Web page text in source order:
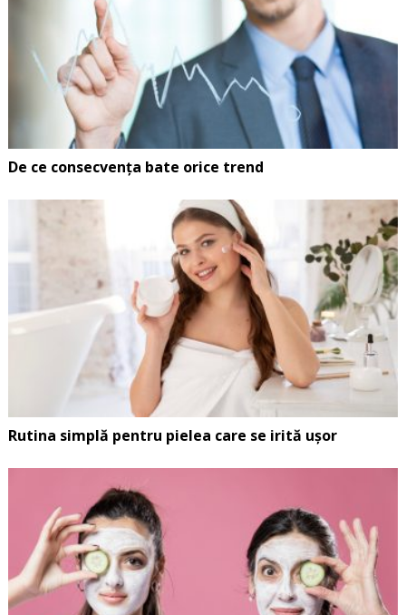
De ce consecvența bate orice trend
Rutina simplă pentru pielea care se irită ușor